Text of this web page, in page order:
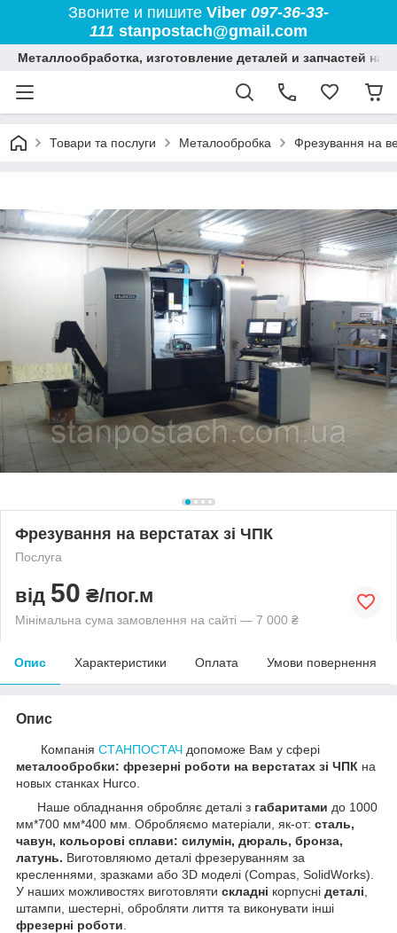
Звоните и пишите Viber 097-36-33-
111 stanpostach@gmail.com
Металлообработка, изготовление деталей и запчастей на
Товари та послуги Металообробка Фрезування на
Фрезування на верстатах зі ЧПК
Послуга
від 50 ₴/пог.м
Мінімальна сума замовлення на сайті — 7 000 ₴
Опис Характеристики Оплата Умови повернення
Опис
Компанія СТАНПОСТАЧ допоможе Вам у сфері
металообробки: фрезерні роботи на верстатах зі ЧПК на
новых станках Hurco.
Наше обладнання обробляє деталі з габаритами до 1000
мм*700 мм*400 мм. Обробляємо матеріали, як-от: сталь,
чавун, кольорові сплави: силумін, дюраль, бронза,
латунь. Виготовляюмо деталі фрезеруванням за
кресленнями, зразками або 3D моделі (Compas, SolidWorks).
У наших можливостях виготовляти складні корпусні деталі
штампи, шестерні, обробляти лиття та виконувати інші
фрезерні роботи